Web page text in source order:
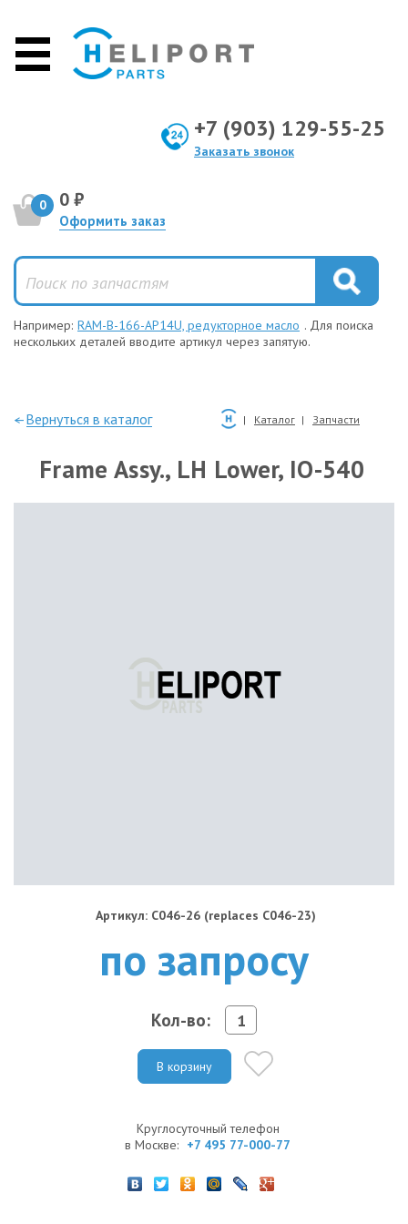
+7 (903) 129-55-25
Заказать звонок
0 0 ₽
Оформить заказ
Например: RAM-B-166-AP14U, редукторное масло . Для поиска
нескольких деталей вводите артикул через запятую.
—Вернуться в каталог Каталог Запчасти
Frame Assy., LH Lower, IO-540
Артикул: C046-26 (replaces C046-23)
по запросу
Кол-во:
В корзину
Круглосуточный телефон
в Москве: +7 495 77-000-77